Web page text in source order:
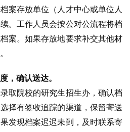
案存放单位（人才中心或单位人
。工作人员会按公对公流程将档
案。如果存放地要求补交其他材
，确认送达。
取院校的研究生招生办，确认档
择有签收追踪的渠道，保留寄送
发现档案迟迟未到，及时联系寄